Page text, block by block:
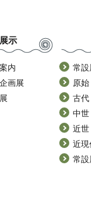
示
内
画展
常設
原始
古代
中世
近世
近現
常設